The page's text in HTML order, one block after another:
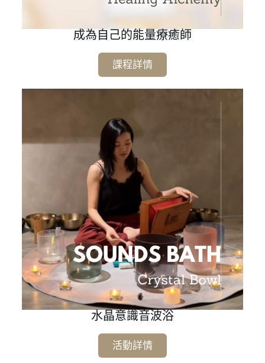
成為自己的能量療癒師
課程詳情
水晶意識音波浴
活動詳情